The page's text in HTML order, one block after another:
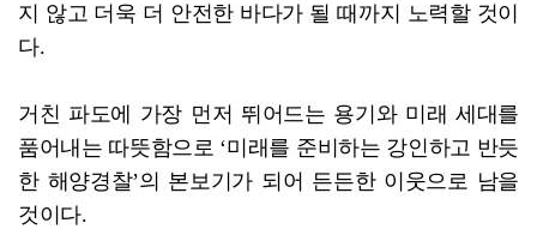
지 않고 더욱 더 안전한 바다가 될 때까지 노력할 것이
다.
거친 파도에 가장 먼저 뛰어드는 용기와 미래 세대를
품어내는 따뜻함으로 ‘미래를 준비하는 강인하고 반듯
한 해양경찰’의 본보기가 되어 든든한 이웃으로 남을
것이다.